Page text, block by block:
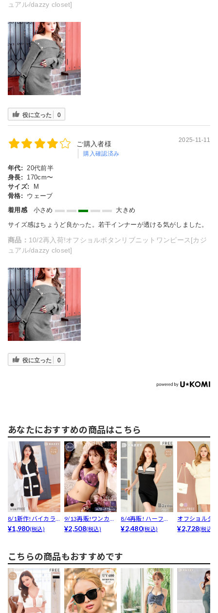
ュアル/dazzy closet]
役に立った 0
ご購入者様
購入確認済み
2025-11-11
年代:
20代前半
身長:
170cm〜
サイズ:
M
骨格:
ウェーブ
着用感
小さめ
大きめ
サイズ感はちょうど良かった。若干インナーが透ける気がしました。
商品： 10/2再入荷!オフショルボタンリブニットワンピース[カジ
ュアル/dazzy closet]
役に立った 0
あなたにおすすめの商品はこちら
8/1新作!バイカラ
ーフロントライン
¥1,980(税込)
9/13再販!ワンカラ
ーレースアップブ...
¥2,508(税込)
8/4再販! ハーフジ
ップバイカラーノ...
¥2,480(税込)
オフショルダ
袖タイトリブ
¥2,728(税込)
こちらの商品もおすすめです